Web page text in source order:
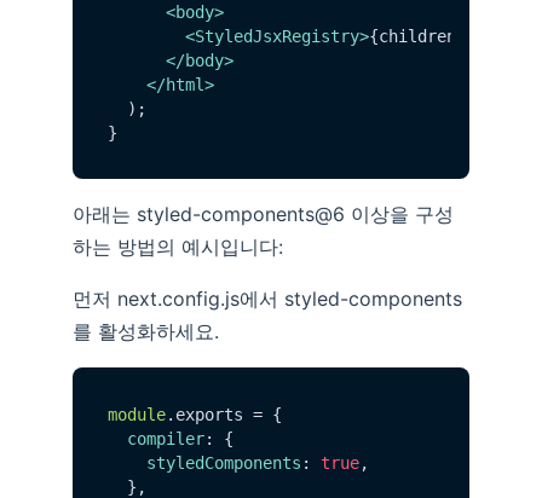
<body>
<StyledJsxRegistry>{children}
</body>
</html>
  );
아래는 styled-components@6 이상을 구성
하는 방법의 예시입니다:
먼저 next.config.js에서 styled-components
를 활성화하세요.
module. exports = {
compiler: {
styledComponents : true,
  },